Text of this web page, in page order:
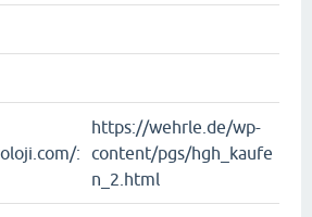
:
https://wehrle.de/wp-
content/pgs/hgh_kaufe
n_2.html